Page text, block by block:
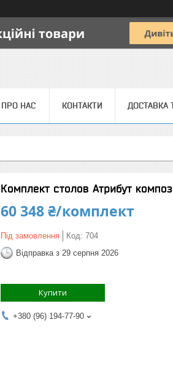
ПРО НАС КОНТАКТИ ДОСТАВКА
Комплект столов Атрибут
60 348 ₴/комплект
Під замовлення Код: 704
Відправка з 29 серпня 2026
Купити
+380 (96) 194-77-90